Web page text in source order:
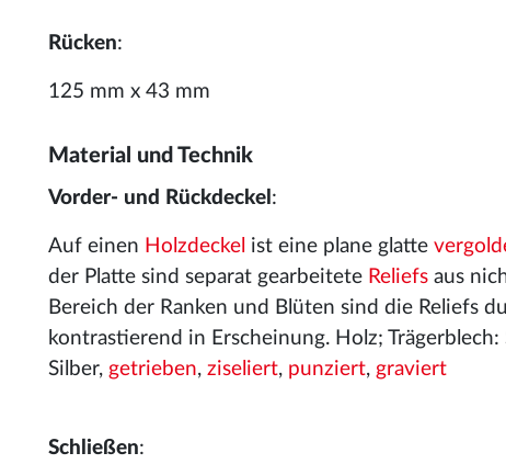
Rücken:
125 mm x 43 mm
Material und Technik
Vorder- und Rückdeckel :
Auf einen Holzdeckel ist eine plane glatte
der Platte sind separat gearbeitete Reliefs aus
Bereich der Ranken und Blüten sind die Reliefs
kontrastierend in Erscheinung. Holz;
Silber, getrieben, ziseliert, punziert, graviert
Schließen: